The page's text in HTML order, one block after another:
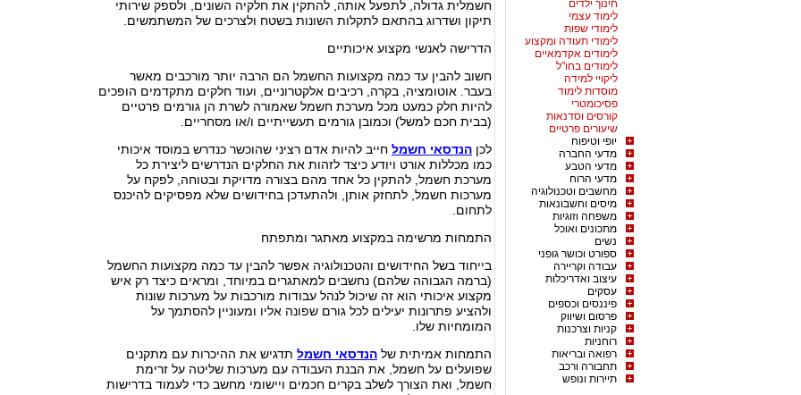
חינוך ילדים
לימוד עצמי
לימודי שפות
לימודי תעודה ומקצוע
לימודים אקדמאיים
לימודים בחו"ל
ליקויי למידה
מוסדות לימוד
פסיכומטרי
קורסים וסדנאות
שיעורים פרטיים
יופי וטיפוח
מדעי החברה
מדעי הטבע
מדעי הרוח
מחשבים וטכנולוגיה
מיסים וחשבונאות
משפחה וזוגיות
מתכונים ואוכל
נשים
ספורט וכושר גופני
עבודה וקריירה
עיצוב ואדריכלות
עסקים
פיננסים וכספים
פרסום ושיווק
קניות וצרכנות
רוחניות
רפואה ובריאות
תחבורה ורכב
תיירות ונופש
חשמלית גדולה, לתפעל אותה, להתקין את חלקיה השונים, ולספק שירותי
תיקון ושדרוג בהתאם לתקלות השונות בשטח ולצרכים של המשתמשים.
הדרישה לאנשי מקצוע איכותיים
חשוב להבין עד כמה מקצועות החשמל הם הרבה יותר מורכבים מאשר
בעבר. אוטומציה, בקרה, רכיבים אלקטרוניים, ועוד חלקים מתקדמים הופכים
להיות חלק כמעט מכל מערכת חשמל שאמורה לשרת הן גורמים פרטיים
(בבית חכם למשל) וכמובן גורמים תעשייתיים ו/או מסחריים.
לכן הנדסאי חשמל חייב להיות אדם רציני שהוכשר כנדרש במוסד איכותי
כמו מכללות אורט ויודע כיצד לזהות את החלקים הנדרשים ליצירת כל
מערכת חשמל, להתקין כל אחד מהם בצורה מדויקת ובטוחה, לפקח על
מערכות חשמל, לתחזק אותן, ולהתעדכן בחידושים שלא מפסיקים להיכנס
לתחום.
התמחות מרשימה במקצוע מאתגר ומתפתח
בייחוד בשל החידושים והטכנולוגיה אפשר להבין עד כמה מקצועות החשמל
(ברמה הגבוהה שלהם) נחשבים למאתגרים במיוחד, ומראים כיצד רק איש
מקצוע איכותי הוא זה שיכול לנהל עבודות מורכבות על מערכות שונות
ולהציע פתרונות יעילים לכל גורם שפונה אליו ומעוניין להסתמך על
המומחיות שלו.
התמחות אמיתית של הנדסאי חשמל תדגיש את ההיכרות עם מתקנים
שפועלים על חשמל, את הבנת העבודה עם מערכות שליטה על זרימת
חשמל, ואת הצורך לשלב בקרים חכמים ויישומי מחשב כדי לעמוד בדרישות